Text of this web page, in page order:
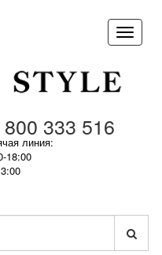
800 333 516
линия:
18:00